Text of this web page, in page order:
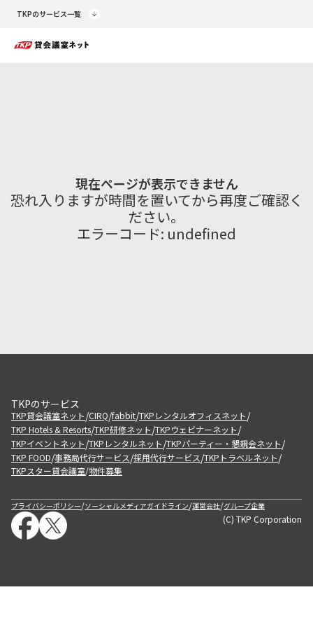
TKPのサービス一覧
現在ページが表示できません
恐れ入りますが時間を置いてから再度ご確認く
ださい。
エラーコード: undefined
TKPのサービス
TKP貸会議室ネット/CIRQ/fabbit/TKPレンタルオフィスネット/
TKP Hotels & Resorts/TKP研修ネット/TKPウェビナーネット/
TKPイベントネット/TKPレンタルネット/TKPパーティー・懇親会ネット/
TKP FOOD/事務局代行サービス/採用代行サービス/TKPトラベルネット/
TKPスター貸会議室/物件募集
プライバシーポリシー/ソーシャルメディアガイドライン/運営会社/グループ企業
(C) TKP Corporation